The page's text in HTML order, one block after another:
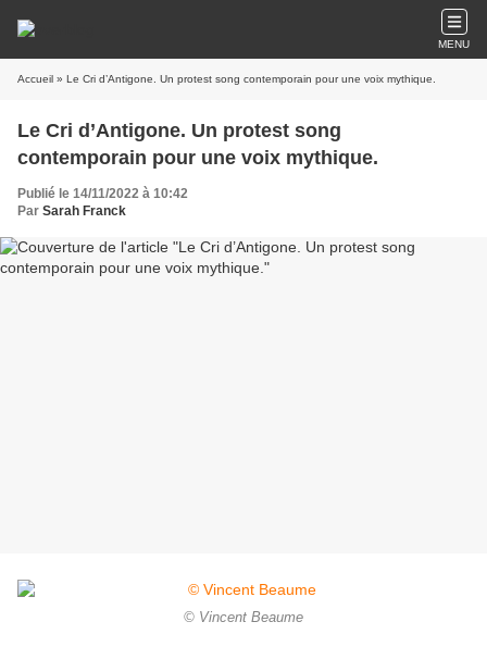
MENU
Accueil » Le Cri d’Antigone. Un protest song contemporain pour une voix mythique.
Le Cri d’Antigone. Un protest song
contemporain pour une voix mythique.
Publié le 14/11/2022 à 10:42
Par Sarah Franck
© Vincent Beaume